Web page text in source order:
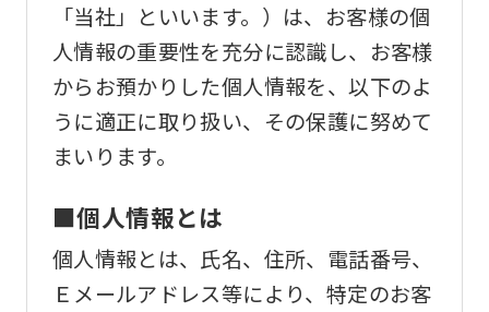
「当社」といいます。）は、お客様の個
人情報の重要性を充分に認識し、お客様
からお預かりした個人情報を、以下のよ
うに適正に取り扱い、その保護に努めて
まいります。
■個人情報とは
個人情報とは、氏名、住所、電話番号、
Ｅメールアドレス等により、特定のお客